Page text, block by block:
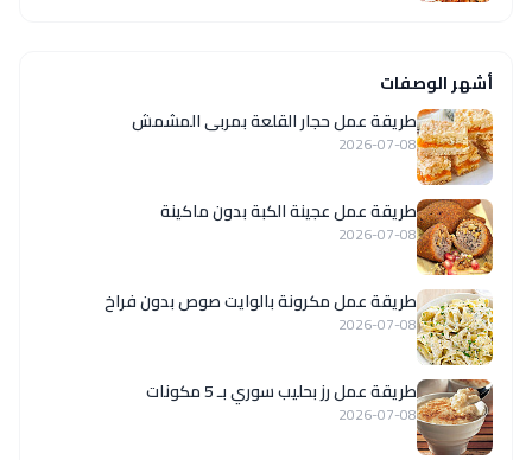
أشهر الوصفات
طريقة عمل حجار القلعة بمربى المشمش
2026-07-08
طريقة عمل عجينة الكبة بدون ماكينة
2026-07-08
طريقة عمل مكرونة بالوايت صوص بدون فراخ
2026-07-08
طريقة عمل رز بحليب سوري بـ 5 مكونات
2026-07-08